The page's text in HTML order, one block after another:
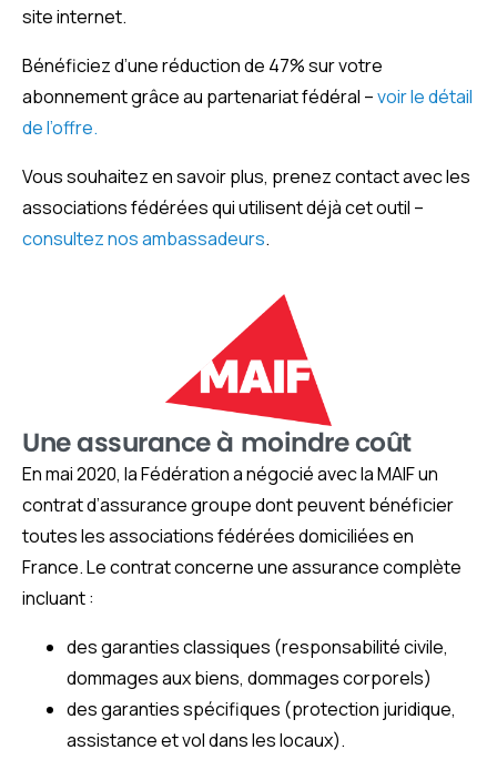
site internet.
Bénéficiez d’une réduction de 47% sur votre
abonnement grâce au partenariat fédéral –voir le détail
de l’offre.
Vous souhaitez en savoir plus, prenez contact avec les
associations fédérées qui utilisent déjà cet outil –
consultez nos ambassadeurs.
Une assurance à moindre coût
En mai 2020, la Fédération a négocié avec la MAIF un
contrat d’assurance groupe dont peuvent bénéficier
toutes les associations fédérées domiciliées en
France. Le contrat concerne une assurance complète
incluant :
des garanties classiques (responsabilité civile,
dommages aux biens, dommages corporels)
des garanties spécifiques (protection juridique,
assistance et vol dans les locaux).